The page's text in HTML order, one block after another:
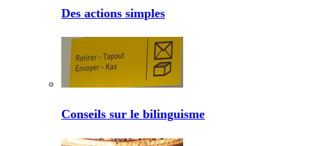
Des actions simples
Conseils sur le bilinguisme